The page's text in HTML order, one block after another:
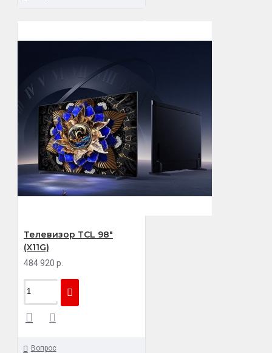
Телевизор TCL 98"
(X11G)
484 920 р.
Вопрос